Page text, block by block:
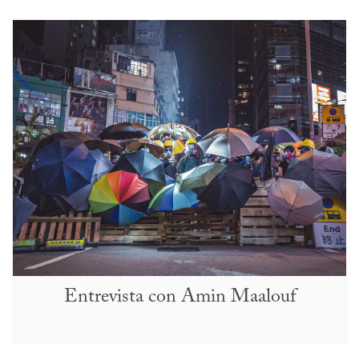
Entrevista con Amin Maalouf